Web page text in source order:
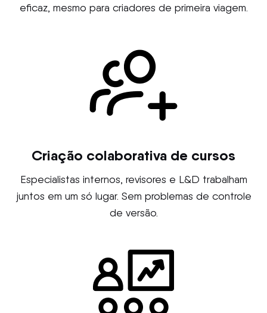
eficaz, mesmo para criadores de primeira viagem.
Criação colaborativa de cursos
Especialistas internos, revisores e L&D trabalham
juntos em um só lugar. Sem problemas de controle
de versão.